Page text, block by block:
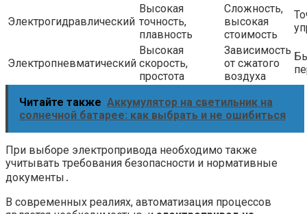
Электрогидравлический
Высокая
точность,
плавность
Сложность,
высокая
стоимость
Электропневматический
Высокая
скорость,
простота
Зависимость
от сжатого
воздуха
Читайте также Аккумулятор на светильник на
солнечной батарее: как выбрать и не ошибиться
При выборе электропривода необходимо также
учитывать требования безопасности и нормативные
документы․
В современных реалиях, автоматизация процессов